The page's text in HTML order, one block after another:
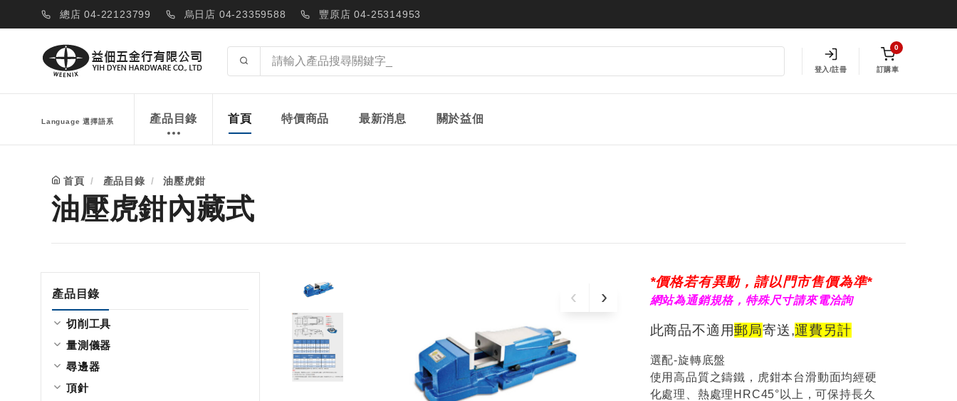
總店 04-22123799 烏日店 04-23359588 豐原店 04-25314953
登入/註冊
0
訂購車
Language 選擇語系 產品目錄 首頁 特價商品 最新消息 關於益佃
首頁 產品目錄 油壓虎鉗
油壓虎鉗內藏式
產品目錄
切削工具
量測儀器
尋邊器
頂針
*價格若有異動，請以門市售價為準*
網站為通銷規格，特殊尺寸請來電洽詢
此商品不適用郵局寄送,運費另計
選配-旋轉底盤
使用高品質之鑄鐵，虎鉗本台滑動面均經硬
化處理、熱處理HRC45°以上，可保持長久